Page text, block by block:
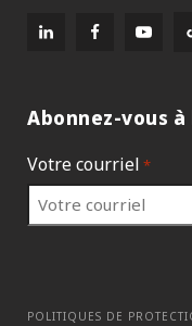
Abonnez-vous
Votre courriel *
POLITIQUES DE